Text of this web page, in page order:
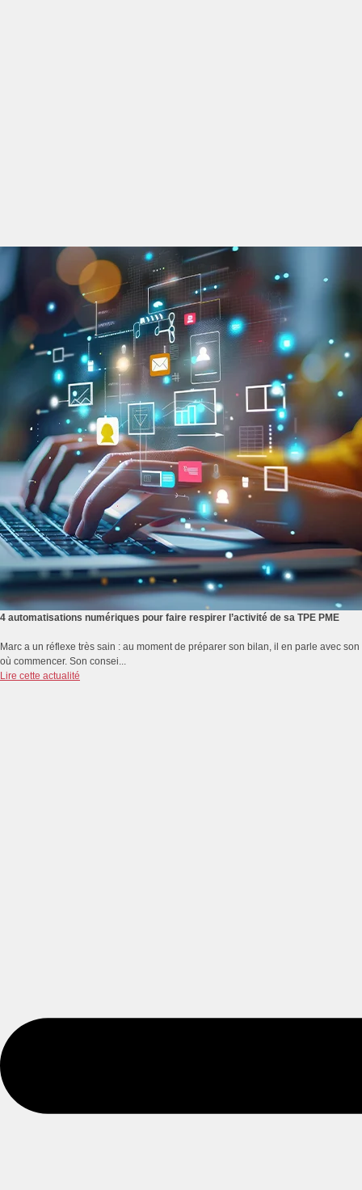
4 automatisations numériques pour faire respirer l’activité de sa TPE PME
Marc a un réflexe très sain : au moment de préparer son bilan, il en parle avec
où commencer. Son consei...
Lire cette actualité